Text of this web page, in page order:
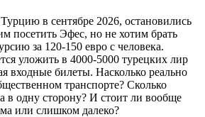
в сентябре 2026, остановились
посетить Эфес, но не хотим брать
за 120-150 евро с человека.
уложить в 4000-5000 турецких лир
входные билеты. Насколько реально
транспорте? Сколько
в одну сторону? И стоит ли вообще
или слишком далеко?